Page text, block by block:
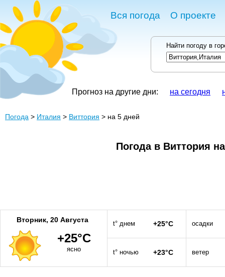
Вся погода О проекте
Найти погоду в
Прогноз на другие дни: на сегодня
Погода > Италия > Виттория > на 5 дней
Погода в Виттория
Вторник, 20 Августа
+25°C
ясно
t° днем +25°C осадки
t° ночью +23°C ветер